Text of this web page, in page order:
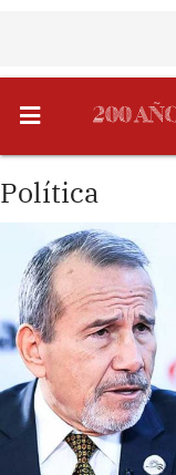
Política